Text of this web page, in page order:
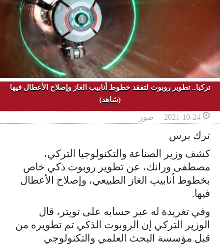
تركيا.. تطوير روبوت لتفقد خطوط أنابيب الغاز وإصلاح الأعطال فيها
(شاهد)
2021-10-24 صور
ترك برس
كشف وزير الصناعة والتكنولوجيا التركي،
مصطفى ورانك، عن تطوير روبوت ذكي خاص
بخطوط أنابيب الغاز الطبيعي، وإصلاح الأعطال
فيها.
وفي تغريدة له عبر حسابه على تويتر، قال
الوزير التركي إن الروبوت الذكي تم تطويره من
قبل مؤسسة البحث العلمي والتكنولوجي